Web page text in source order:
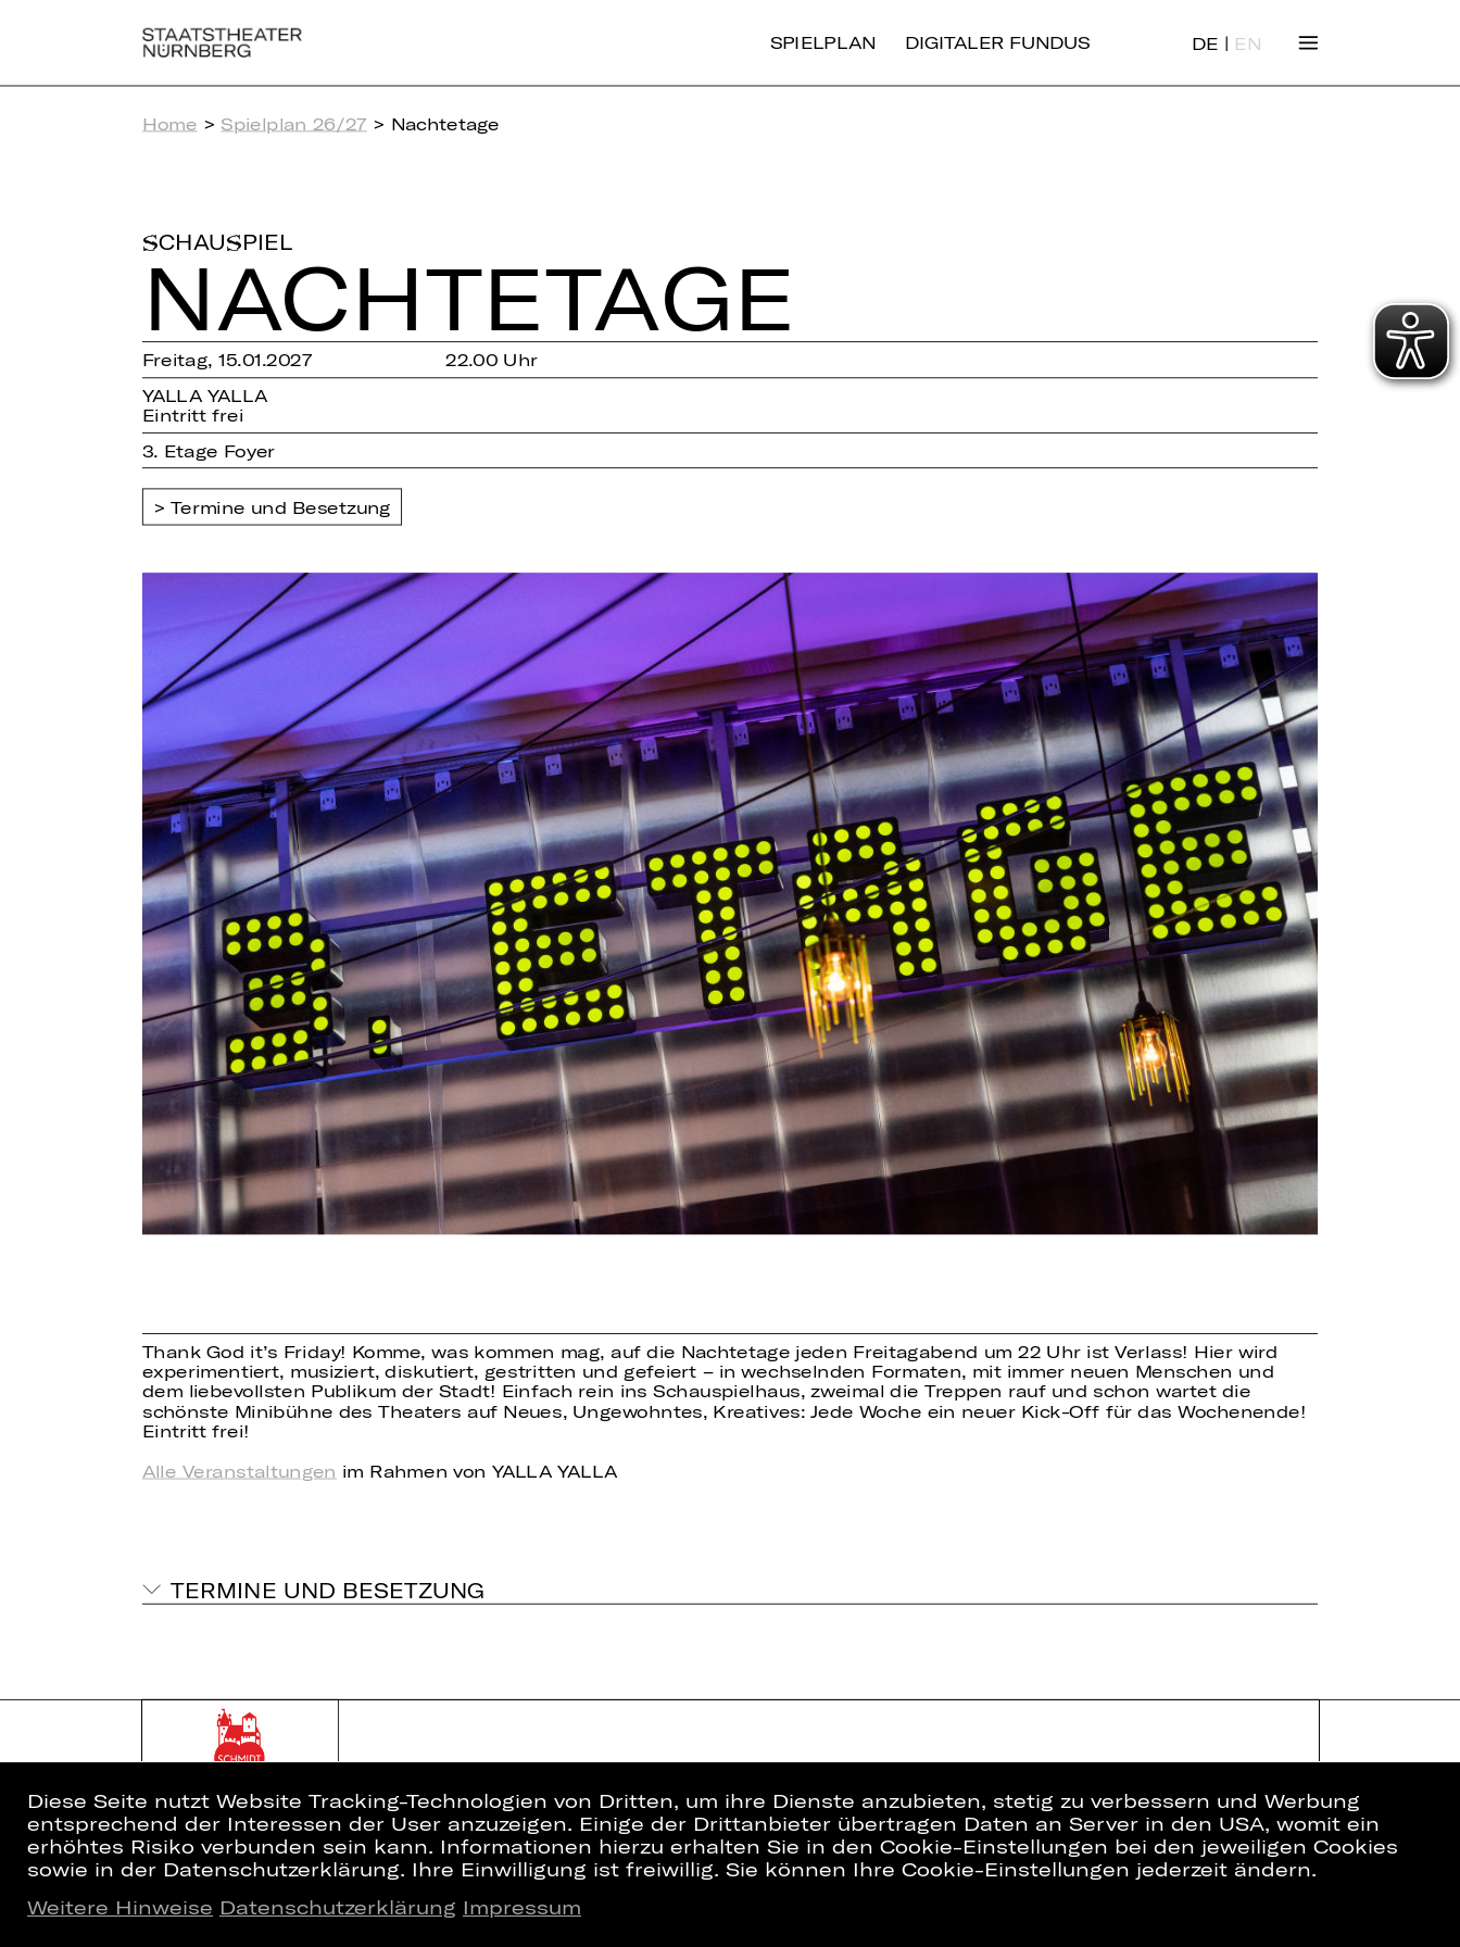
SPIELPLAN DIGITALER FUNDUS DE | EN
Home > Spielplan 26/27 > Nachtetage
SCHAUSPIEL
NACH­TE­TA­GE
Freitag, 15.01.2027
22.00 Uhr
YALLA YALLA
Eintritt frei
3. Etage Foyer
Termine und Besetzung
Thank God it’s Friday! Komme, was kommen mag, auf die Nachtetage jeden Freitagabend um 22 Uhr ist Verlass! Hier wird
experimentiert, musiziert, diskutiert, gestritten und gefeiert – in wechselnden Formaten, mit immer neuen Menschen und
dem liebevollsten Publikum der Stadt! Einfach rein ins Schauspielhaus, zweimal die Treppen rauf und schon wartet die
schönste Minibühne des Theaters auf Neues, Ungewohntes, Kreatives: Jede Woche ein neuer Kick-Off für das Wochenende!
Eintritt frei!
Alle Veranstaltungen im Rahmen von YALLA YALLA
TERMINE UND BESETZUNG
Home
Newsletter
Diese Seite nutzt Website Tracking-Technologien von Dritten, um ihre Dienste anzubieten, stetig zu verbessern und Werbung
entsprechend der Interessen der User anzuzeigen. Einige der Drittanbieter übertragen Daten an Server in den USA, womit ein
erhöhtes Risiko verbunden sein kann. Informationen hierzu erhalten Sie in den Cookie-Einstellungen bei den jeweiligen Cookies
sowie in der Datenschutzerklärung. Ihre Einwilligung ist freiwillig. Sie können Ihre Cookie-Einstellungen jederzeit ändern.
Weitere Hinweise Datenschutzerklärung Impressum